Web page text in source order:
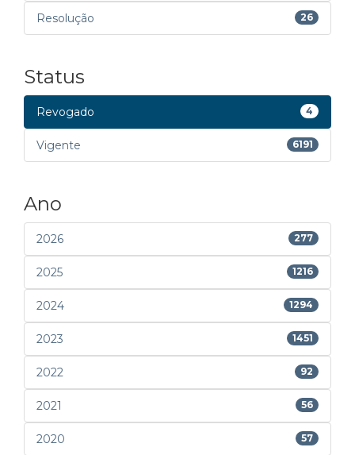
Resolução 26
Status
Revogado 4
Vigente 6191
Ano
2026 277
2025 1216
2024 1294
2023 1451
2022 92
2021 56
2020 57